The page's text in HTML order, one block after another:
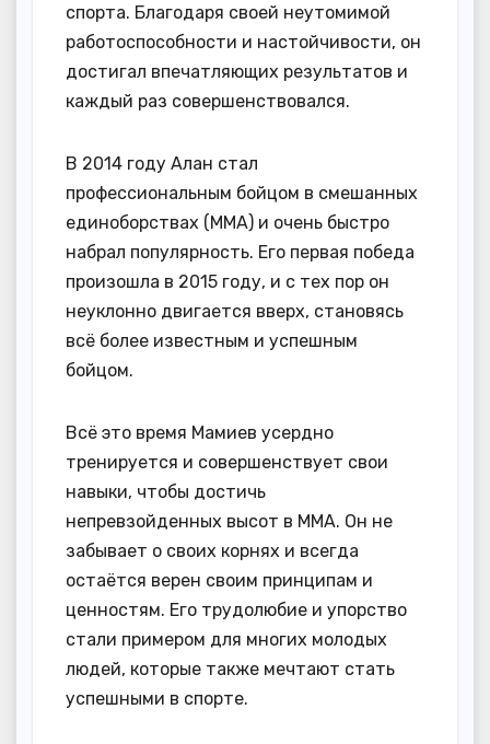
спорта. Благодаря своей неутомимой
работоспособности и настойчивости, он
достигал впечатляющих результатов и
каждый раз совершенствовался.
В 2014 году Алан стал
профессиональным бойцом в смешанных
единоборствах (MMA) и очень быстро
набрал популярность. Его первая победа
произошла в 2015 году, и с тех пор он
неуклонно двигается вверх, становясь
всё более известным и успешным
бойцом.
Всё это время Мамиев усердно
тренируется и совершенствует свои
навыки, чтобы достичь
непревзойденных высот в ММА. Он не
забывает о своих корнях и всегда
остаётся верен своим принципам и
ценностям. Его трудолюбие и упорство
стали примером для многих молодых
людей, которые также мечтают стать
успешными в спорте.